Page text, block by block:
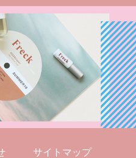
サイトマップ